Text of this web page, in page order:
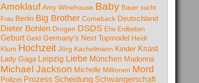
Amoklauf Amy Winehouse Baby Bauer sucht
Frau Berlin Big Brother Comeback Deutschland
Dieter Bohlen Drogen DSDS Ehe Erdbeben
Geburt Geld Germany's Next Topmodel Heidi
Klum Hochzeit Jörg Kachelmann Kinder Knast
Lady Gaga Leipzig Liebe München Madonna
Michael Jackson Michelle Millionen Mord
Polizei Prozess Scheidung Schwangerschaft